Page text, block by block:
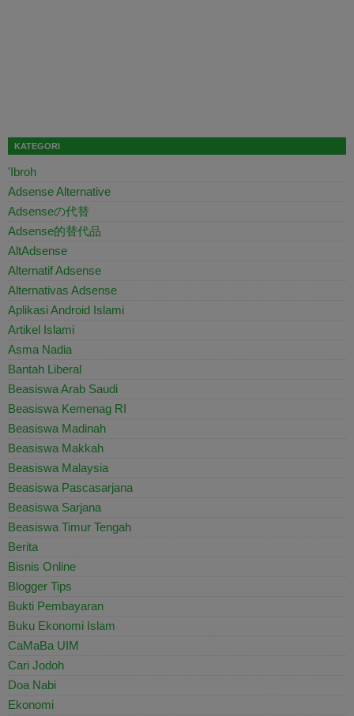
KATEGORI
'Ibroh
Adsense Alternative
Adsenseの代替
Adsense的替代品
AltAdsense
Alternatif Adsense
Alternativas Adsense
Aplikasi Android Islami
Artikel Islami
Asma Nadia
Bantah Liberal
Beasiswa Arab Saudi
Beasiswa Kemenag RI
Beasiswa Madinah
Beasiswa Makkah
Beasiswa Malaysia
Beasiswa Pascasarjana
Beasiswa Sarjana
Beasiswa Timur Tengah
Berita
Bisnis Online
Blogger Tips
Bukti Pembayaran
Buku Ekonomi Islam
CaMaBa UIM
Cari Jodoh
Doa Nabi
Ekonomi